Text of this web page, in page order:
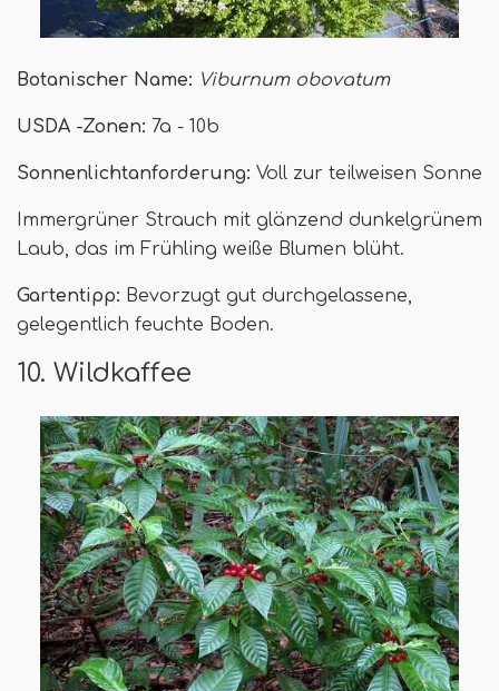
Botanischer Name: Viburnum obovatum
USDA -Zonen: 7a - 10b
Sonnenlichtanforderung: Voll zur teilweisen Sonne
Immergrüner Strauch mit glänzend dunkelgrünem
Laub, das im Frühling weiße Blumen blüht.
Gartentipp: Bevorzugt gut durchgelassene,
gelegentlich feuchte Boden.
10. Wildkaffee